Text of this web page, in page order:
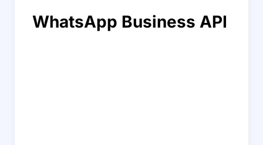
WhatsApp Business API